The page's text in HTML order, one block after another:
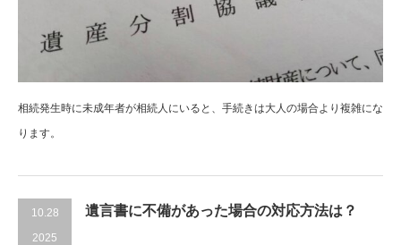
相続発生時に未成年者が相続人にいると、手続きは大人の場合より複雑にな
ります。
10.28
2025
遺言書に不備があった場合の対応方法は？